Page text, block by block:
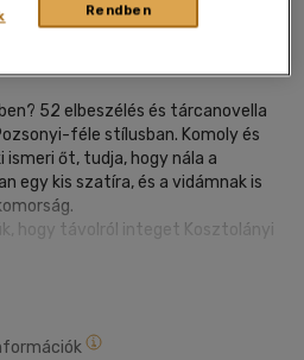
magyar nyelvű|cérnafűzött,
52 elbeszélés és tárcanovella
féle stílusban. Komoly és
ismeri őt, tudja, hogy nála a
egy kis szatíra, és a vidámnak is
hogy távolról integet Kosztolányi
magyar tárcanovella,
valamint fűszerként egy csipetnyi
Rendben